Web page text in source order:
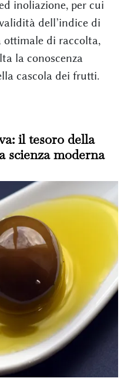
inoliazione, per cui
dell’indice di
ottimale di raccolta,
la conoscenza
cascola dei frutti.
il tesoro della
scienza moderna